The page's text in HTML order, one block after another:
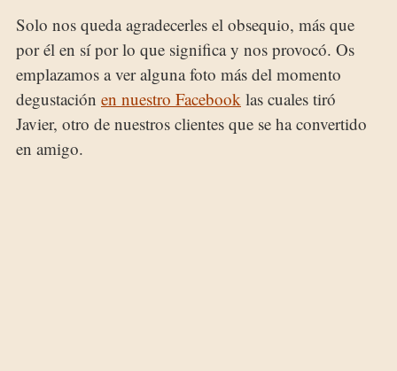
Solo nos queda agradecerles el obsequio, más que
por él en sí por lo que significa y nos provocó. Os
emplazamos a ver alguna foto más del momento
degustación en nuestro Facebook las cuales tiró
Javier, otro de nuestros clientes que se ha convertido
en amigo.